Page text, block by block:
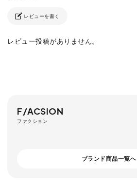
レビューを書く
レビュー投稿がありません。
F/ACSION
ファクション
ブランド商品一覧へ